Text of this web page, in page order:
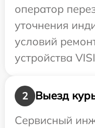
оператор
уточнения
условий
устройства
2
Выезд
Сервисный